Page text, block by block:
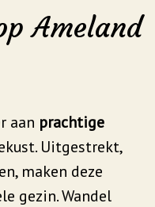
Ameland
aan prachtige
Uitgestrekt,
maken deze
gezin. Wandel